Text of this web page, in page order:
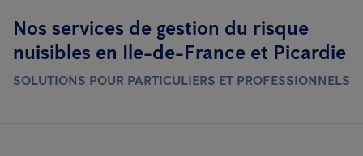
Nos services de gestion du risque
nuisibles en Ile-de-France et Picardie
SOLUTIONS POUR PARTICULIERS ET PROFESSIONNELS